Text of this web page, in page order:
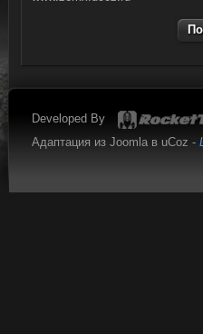
Developed By
Адаптация из Joomla в uCoz -